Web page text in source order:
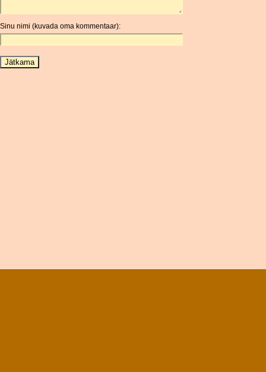
Sinu nimi (kuvada oma kommentaar):